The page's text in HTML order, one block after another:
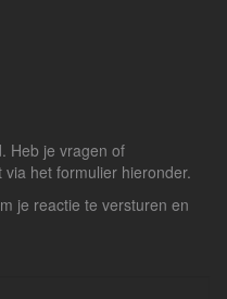
Heb je vragen of
het formulier hieronder.
je reactie te versturen en